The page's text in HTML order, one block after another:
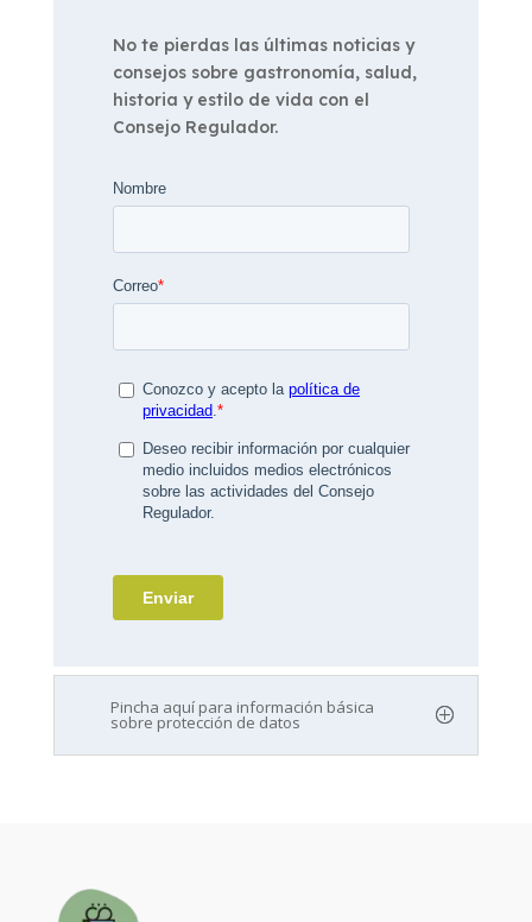
No te pierdas las últimas noticias y
consejos sobre gastronomía, salud,
historia y estilo de vida con el
Consejo Regulador.
Pincha aquí para información básica
sobre protección de datos